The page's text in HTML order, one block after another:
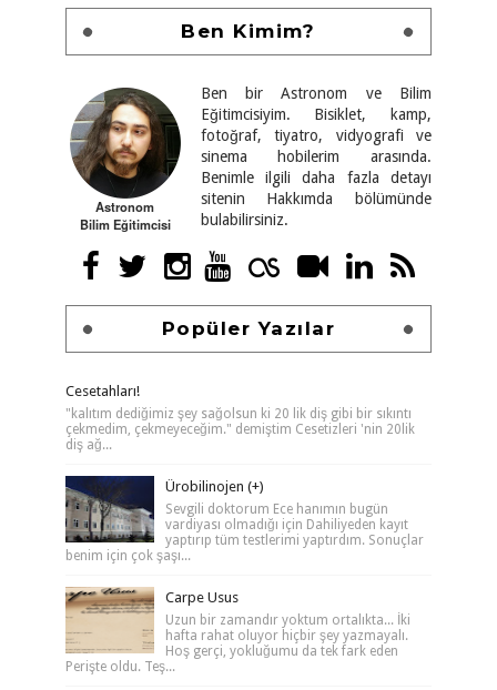
Ben Kimim?
Astronom
Bilim Eğitimcisi
Ben bir Astronom ve Bilim
Eğitimcisiyim. Bisiklet, kamp,
fotoğraf, tiyatro, vidyografi ve
sinema hobilerim arasında.
Benimle ilgili daha fazla detayı
sitenin Hakkımda bölümünde
bulabilirsiniz.
Popüler Yazılar
Cesetahları!
"kalıtım dediğimiz şey sağolsun ki 20 lik diş gibi bir sıkıntı
çekmedim, çekmeyeceğim." demiştim Cesetizleri 'nin 20lik
diş ağ...
Ürobilinojen (+)
Sevgili doktorum Ece hanımın bugün
vardiyası olmadığı için Dahiliyeden kayıt
yaptırıp tüm testlerimi yaptırdım. Sonuçlar
benim için çok şaşı...
Carpe Usus
Uzun bir zamandır yoktum ortalıkta... İki
hafta rahat oluyor hiçbir şey yazmayalı.
Hoş gerçi, yokluğumu da tek fark eden
Perişte oldu. Teş...